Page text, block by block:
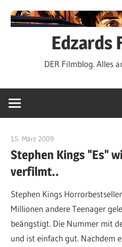
Inhalt
Edzards
DER Filmblog. Alles
15. März 2009
Stephen Kings "Es"
verfilmt..
Stephen Kings
Millionen andere Teenager
beängstigt. Die Nummer mit
und ist einfach gut. Nachdem